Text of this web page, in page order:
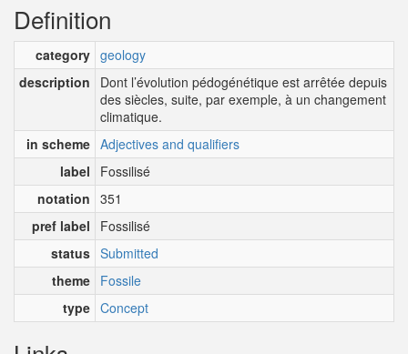
Definition
category geology
description
Dont l’évolution pédogénétique est arrêtée depuis
des siècles, suite, par exemple, à un changement
climatique.
in scheme Adjectives and qualifiers
label
Fossilisé
notation 351
pref label
Fossilisé
status Submitted
theme Fossile
type Concept